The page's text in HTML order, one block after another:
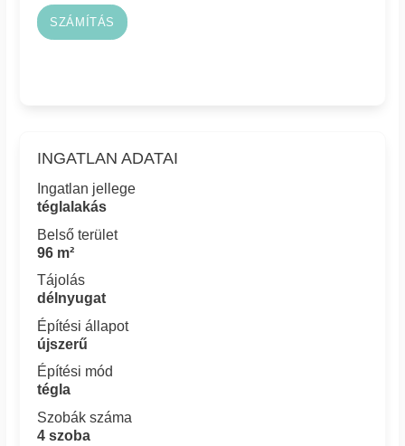
SZÁMÍTÁS
INGATLAN ADATAI
Ingatlan jellege
téglalakás
Belső terület
96 m²
Tájolás
délnyugat
Építési állapot
újszerű
Építési mód
tégla
Szobák száma
4 szoba